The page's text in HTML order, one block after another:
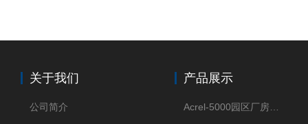
关于我们
公司简介
产品展示